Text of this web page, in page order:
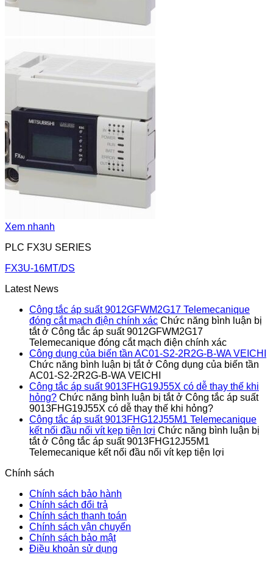
Xem nhanh
PLC FX3U SERIES
FX3U-16MT/DS
Latest News
Công tắc áp suất 9012GFWM2G17 Telemecanique
đóng cắt mạch điện chính xác Chức năng bình luận bị
tắtở Công tắc áp suất 9012GFWM2G17
Telemecanique đóng cắt mạch điện chính xác
Công dụng của biến tần AC01-S2-2R2G-B-WA VEICHI
Chức năng bình luận bị tắtở Công dụng của biến tần
AC01-S2-2R2G-B-WA VEICHI
Công tắc áp suất 9013FHG19J55X có dễ thay thế khi
hỏng? Chức năng bình luận bị tắtở Công tắc áp suất
9013FHG19J55X có dễ thay thế khi hỏng?
Công tắc áp suất 9013FHG12J55M1 Telemecanique
kết nối đầu nối vít kẹp tiện lợi Chức năng bình luận bị
tắtở Công tắc áp suất 9013FHG12J55M1
Telemecanique kết nối đầu nối vít kẹp tiện lợi
Chính sách
Chính sách bảo hành
Chính sách đổi trả
Chính sách thanh toán
Chính sách vận chuyển
Chính sách bảo mật
Điều khoản sử dụng